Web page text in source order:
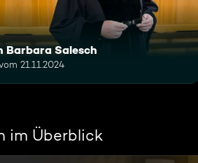
Barbara Salesch
21.11.2024
im Überblick